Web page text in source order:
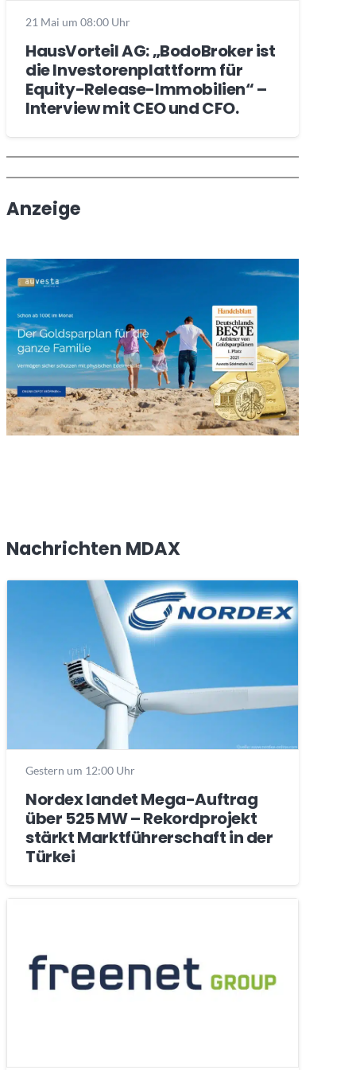
21 Mai um 08:00 Uhr
HausVorteil AG: „BodoBroker ist
die Investorenplattform für
Equity-Release-Immobilien“ –
Interview mit CEO und CFO.
Wochenrückblick
Trendthemen
Anzeige
Nachrichten MDAX
Gestern um 12:00 Uhr
Nordex landet Mega-Auftrag
über 525 MW – Rekordprojekt
stärkt Marktführerschaft in der
Türkei